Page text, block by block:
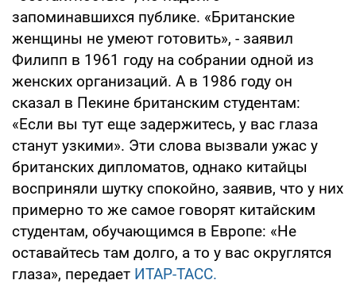
запоминавшихся публике. «Британские
женщины не умеют готовить», - заявил
Филипп в 1961 году на собрании одной из
женских организаций. А в 1986 году он
сказал в Пекине британским студентам:
«Если вы тут еще задержитесь, у вас глаза
станут узкими». Эти слова вызвали ужас у
британских дипломатов, однако китайцы
восприняли шутку спокойно, заявив, что у них
примерно то же самое говорят китайским
студентам, обучающимся в Европе: «Не
оставайтесь там долго, а то у вас округлятся
глаза», передает ИТАР-ТАСС.